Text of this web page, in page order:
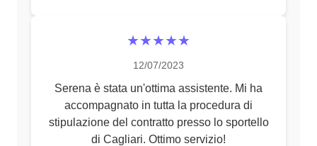
★★★★★
12/07/2023
Serena è stata un'ottima assistente. Mi ha
accompagnato in tutta la procedura di
stipulazione del contratto presso lo sportello
di Cagliari. Ottimo servizio!